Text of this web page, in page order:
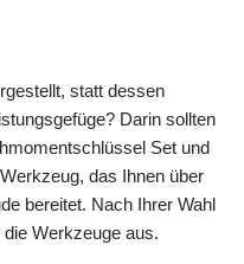
statt dessen
Darin sollten
Set und
das Ihnen über
bereitet. Nach Ihrer Wahl
Werkzeuge aus.